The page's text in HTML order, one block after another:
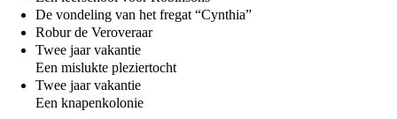
De vondeling van het fregat “Cynthia”
Robur de Veroveraar
Twee jaar vakantie
Een mislukte pleziertocht
Twee jaar vakantie
Een knapenkolonie